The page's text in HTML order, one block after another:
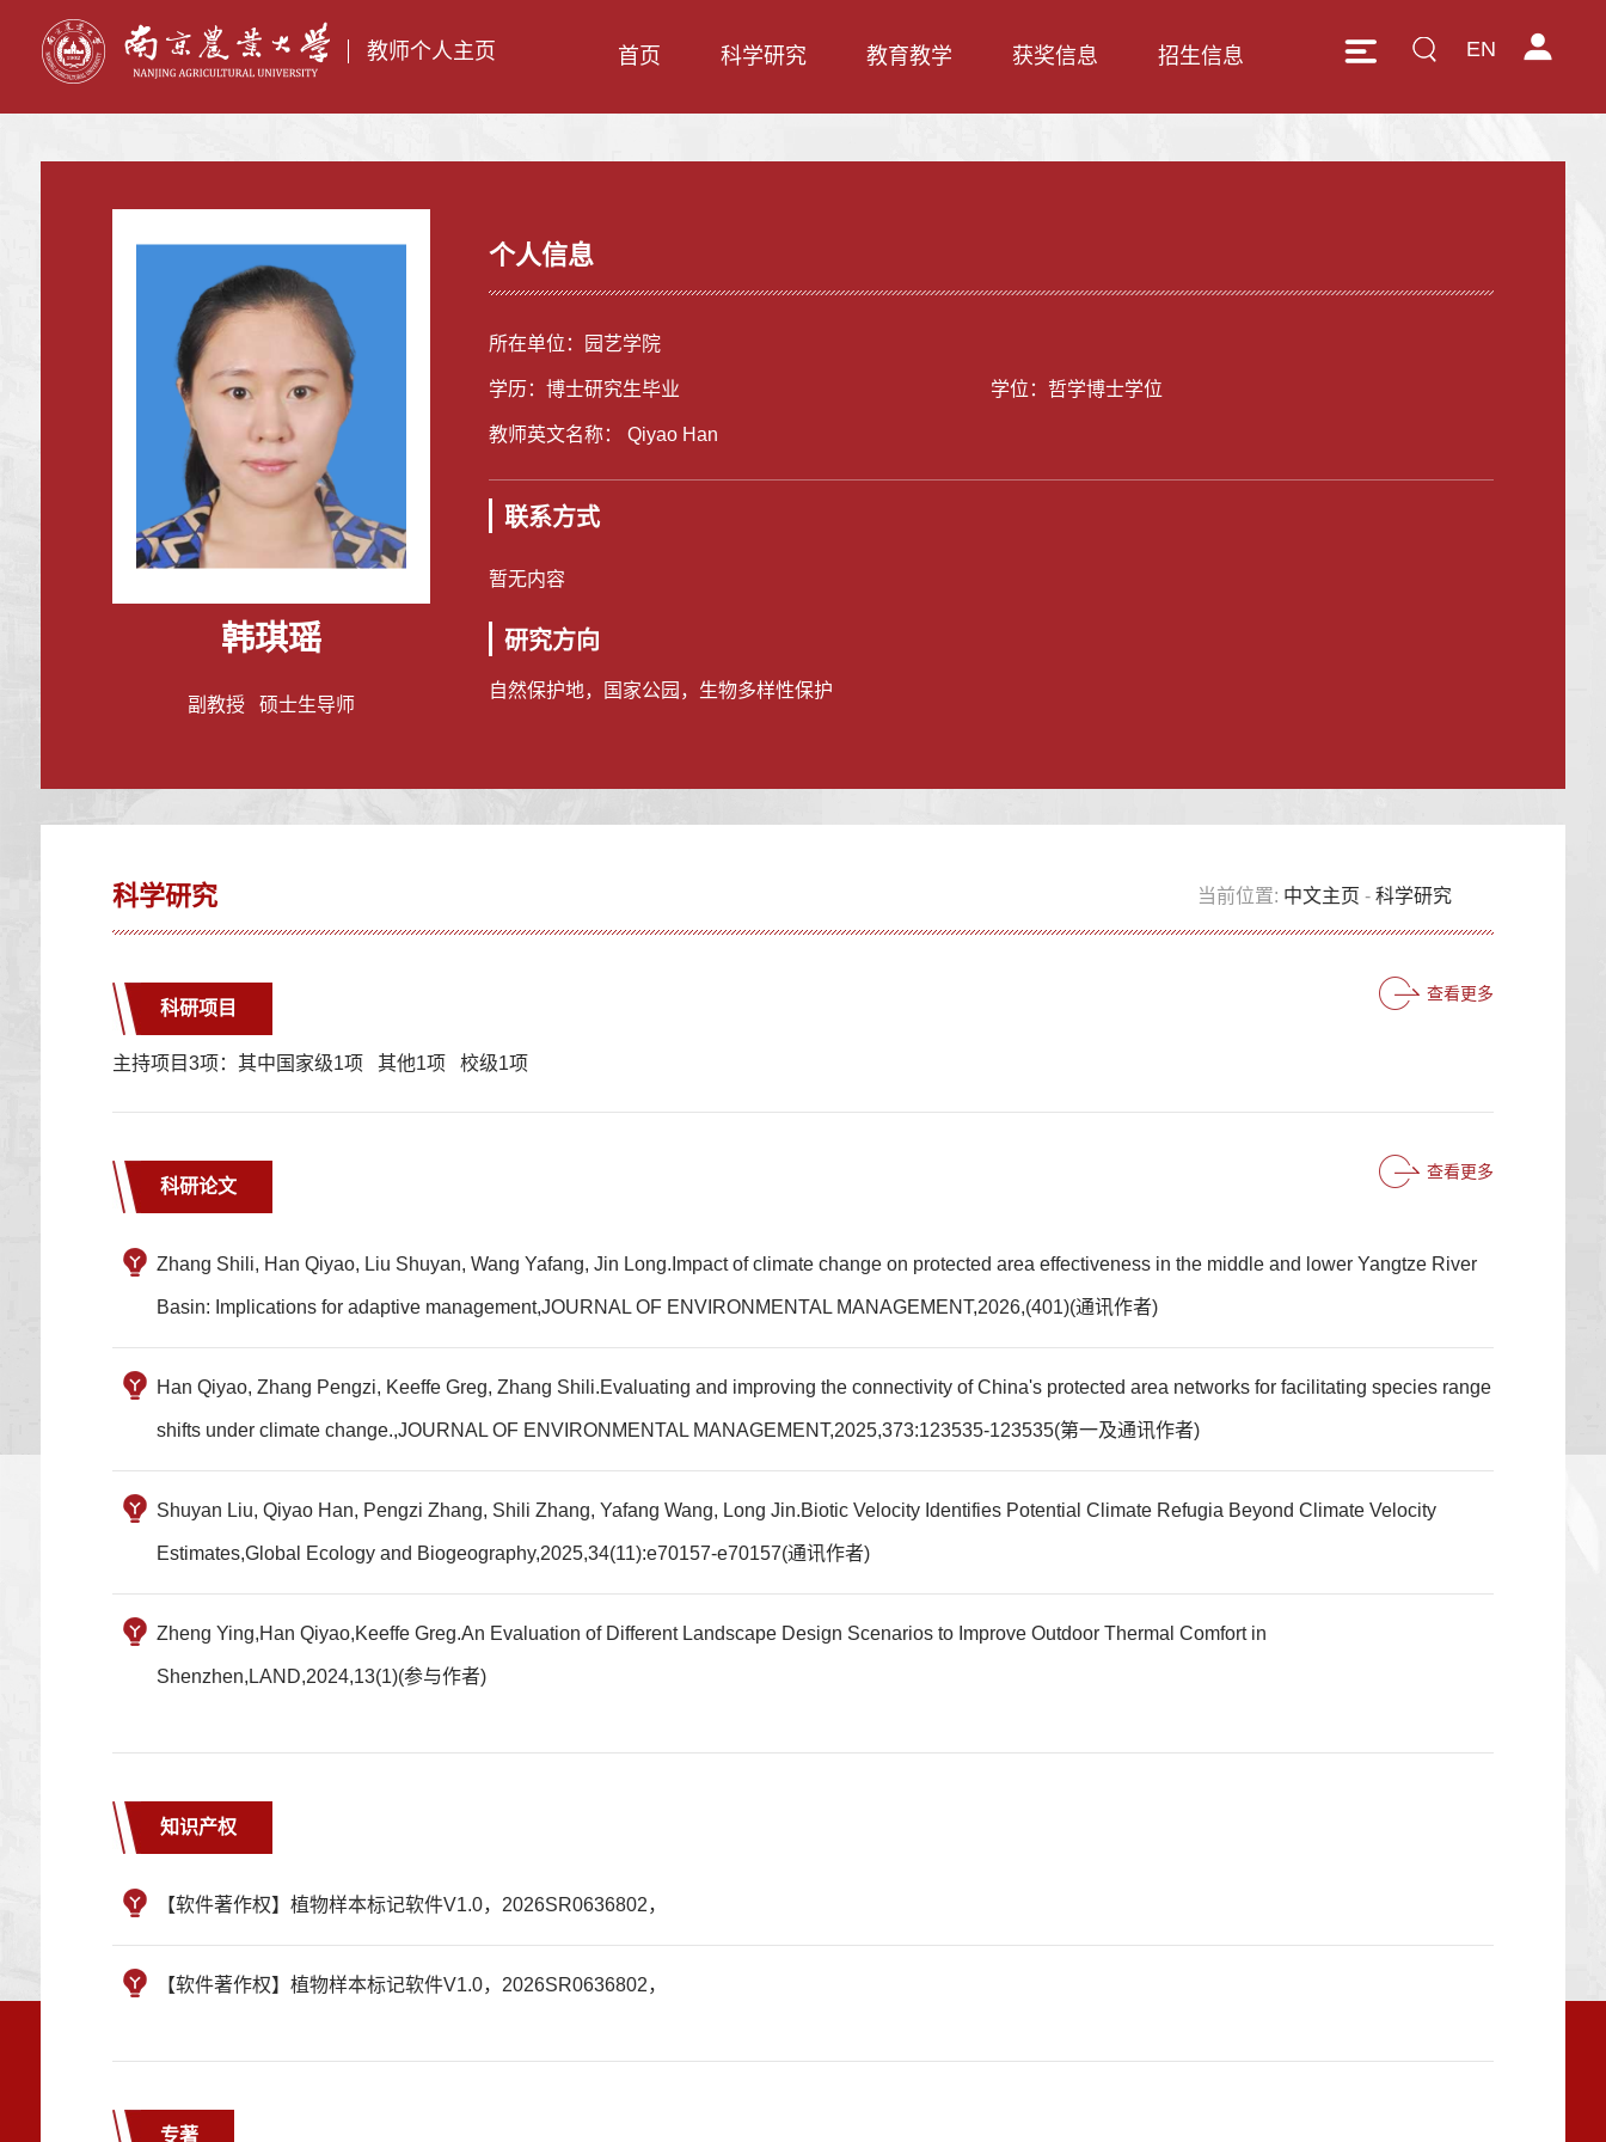
教师个人主页 EN
首页 科学研究 教育教学 获奖信息 招生信息
韩琪瑶
副教授 硕士生导师
个人信息
所在单位：园艺学院
学历：博士研究生毕业 学位：哲学博士学位
教师英文名称： Qiyao Han
联系方式
暂无内容
研究方向
自然保护地，国家公园，生物多样性保护
科学研究 当前位置: 中文主页 -科学研究
科研项目
查看更多
主持项目3项：其中国家级1项 其他1项 校级1项
科研论文
查看更多
Zhang Shili, Han Qiyao, Liu Shuyan, Wang Yafang, Jin Long.Impact of climate change on protected area effectiveness in the middle and lower Yangtze River
Basin: Implications for adaptive management,JOURNAL OF ENVIRONMENTAL MANAGEMENT,2026,(401)(通讯作者)
Han Qiyao, Zhang Pengzi, Keeffe Greg, Zhang Shili.Evaluating and improving the connectivity of China's protected area networks for facilitating species range
shifts under climate change.,JOURNAL OF ENVIRONMENTAL MANAGEMENT,2025,373:123535-123535(第一及通讯作者)
Shuyan Liu, Qiyao Han, Pengzi Zhang, Shili Zhang, Yafang Wang, Long Jin.Biotic Velocity Identifies Potential Climate Refugia Beyond Climate Velocity
Estimates,Global Ecology and Biogeography,2025,34(11):e70157-e70157(通讯作者)
Zheng Ying,Han Qiyao,Keeffe Greg.An Evaluation of Different Landscape Design Scenarios to Improve Outdoor Thermal Comfort in
Shenzhen,LAND,2024,13(1)(参与作者)
知识产权
【软件著作权】植物样本标记软件V1.0，2026SR0636802，
【软件著作权】植物样本标记软件V1.0，2026SR0636802，
专著